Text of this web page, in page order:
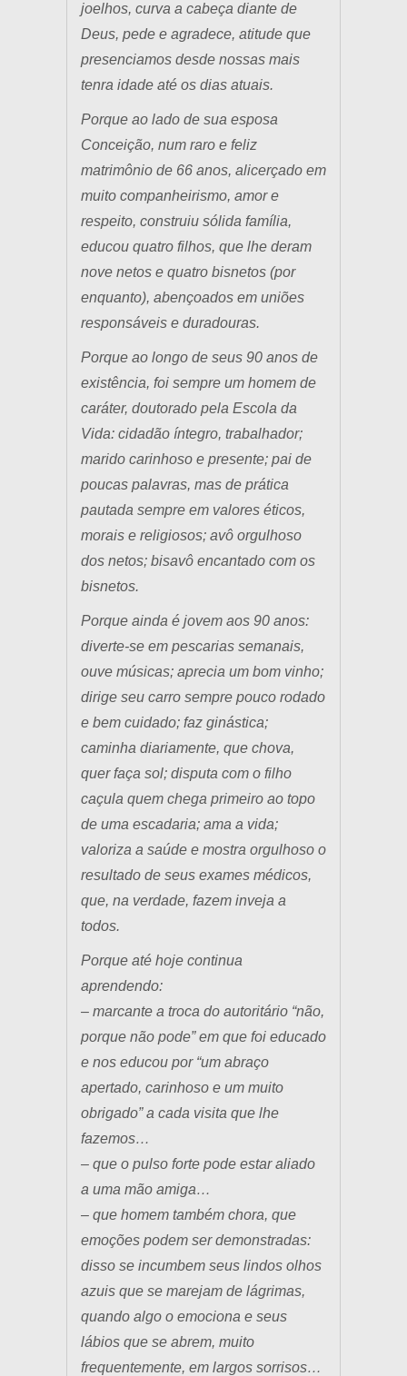
joelhos, curva a cabeça diante de
Deus, pede e agradece, atitude que
presenciamos desde nossas mais
tenra idade até os dias atuais.
Porque ao lado de sua esposa
Conceição, num raro e feliz
matrimônio de 66 anos, alicerçado em
muito companheirismo, amor e
respeito, construiu sólida família,
educou quatro filhos, que lhe deram
nove netos e quatro bisnetos (por
enquanto), abençoados em uniões
responsáveis e duradouras.
Porque ao longo de seus 90 anos de
existência, foi sempre um homem de
caráter, doutorado pela Escola da
Vida: cidadão íntegro, trabalhador;
marido carinhoso e presente; pai de
poucas palavras, mas de prática
pautada sempre em valores éticos,
morais e religiosos; avô orgulhoso
dos netos; bisavô encantado com os
bisnetos.
Porque ainda é jovem aos 90 anos:
diverte-se em pescarias semanais,
ouve músicas; aprecia um bom vinho;
dirige seu carro sempre pouco rodado
e bem cuidado; faz ginástica;
caminha diariamente, que chova,
quer faça sol; disputa com o filho
caçula quem chega primeiro ao topo
de uma escadaria; ama a vida;
valoriza a saúde e mostra orgulhoso o
resultado de seus exames médicos,
que, na verdade, fazem inveja a
todos.
Porque até hoje continua
aprendendo:
– marcante a troca do autoritário “não,
porque não pode” em que foi educado
e nos educou por “um abraço
apertado, carinhoso e um muito
obrigado” a cada visita que lhe
fazemos…
– que o pulso forte pode estar aliado
a uma mão amiga…
– que homem também chora, que
emoções podem ser demonstradas:
disso se incumbem seus lindos olhos
azuis que se marejam de lágrimas,
quando algo o emociona e seus
lábios que se abrem, muito
frequentemente, em largos sorrisos…